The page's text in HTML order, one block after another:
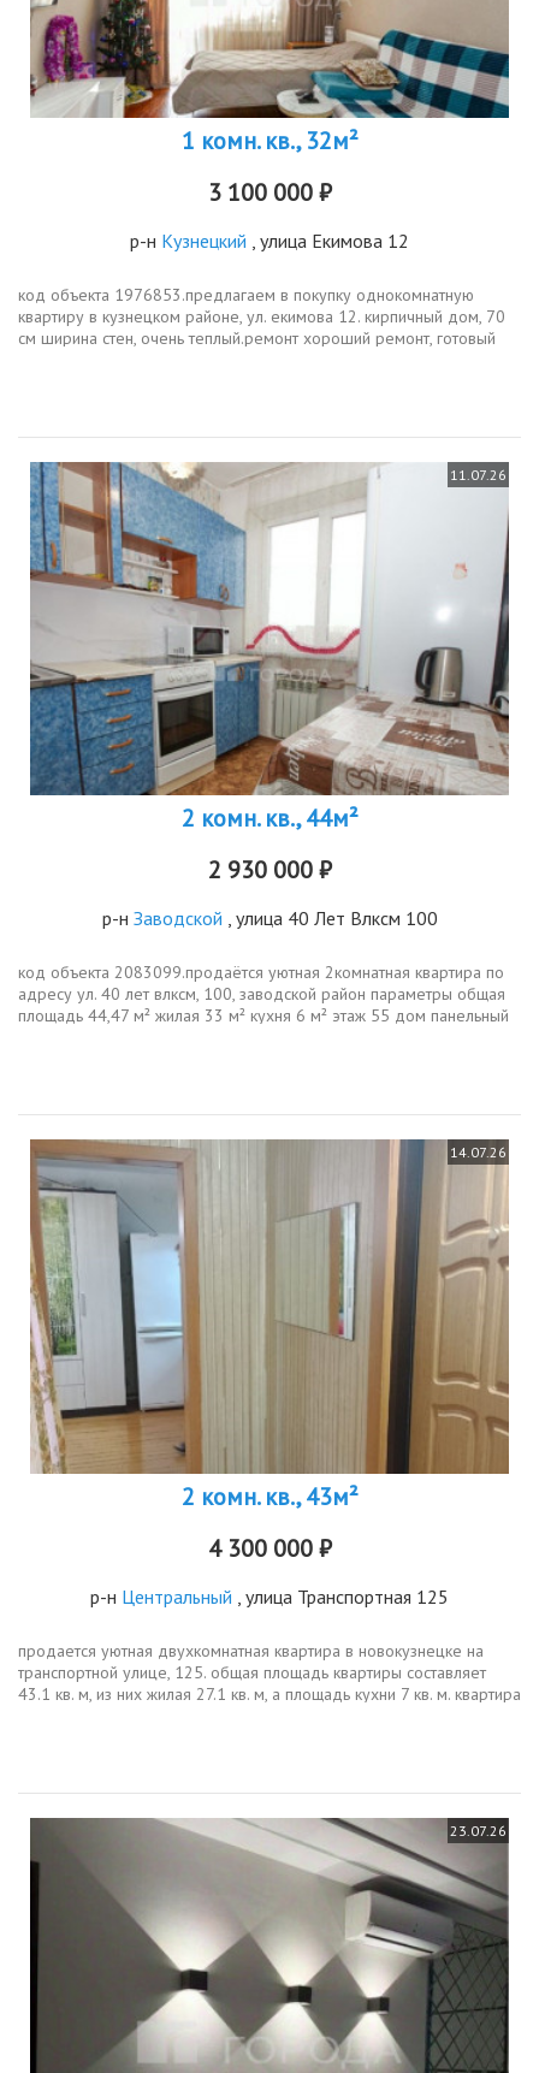
1 комн. кв., 32м²
3 100 000 ₽
р-н Кузнецкий , улица Екимова 12
код объекта 1976853.предлагаем в покупку однокомнатную
квартиру в кузнецком районе, ул. екимова 12. кирпичный дом, 70
см ширина стен, очень теплый.ремонт хороший ремонт, готовый
11.07.26
2 комн. кв., 44м²
2 930 000 ₽
р-н Заводской , улица 40 Лет Влксм 100
код объекта 2083099.продаётся уютная 2комнатная квартира по
адресу ул. 40 лет влксм, 100, заводской район параметры общая
площадь 44,47 м² жилая 33 м² кухня 6 м² этаж 55 дом панельный
14.07.26
2 комн. кв., 43м²
4 300 000 ₽
р-н Центральный , улица Транспортная 125
продается уютная двухкомнатная квартира в новокузнецке на
транспортной улице, 125. общая площадь квартиры составляет
43.1 кв. м, из них жилая 27.1 кв. м, а площадь кухни 7 кв. м. квартира
23.07.26